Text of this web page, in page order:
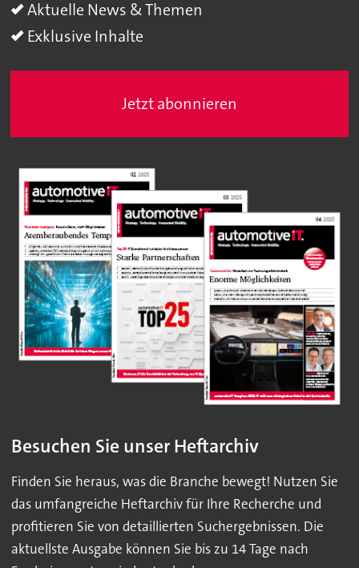
Aktuelle News & Themen
Exklusive Inhalte
Jetzt abonnieren
Besuchen Sie unser Heftarchiv
Finden Sie heraus, was die Branche bewegt! Nutzen Sie
das umfangreiche Heftarchiv für Ihre Recherche und
profitieren Sie von detaillierten Suchergebnissen. Die
aktuellste Ausgabe können Sie bis zu 14 Tage nach